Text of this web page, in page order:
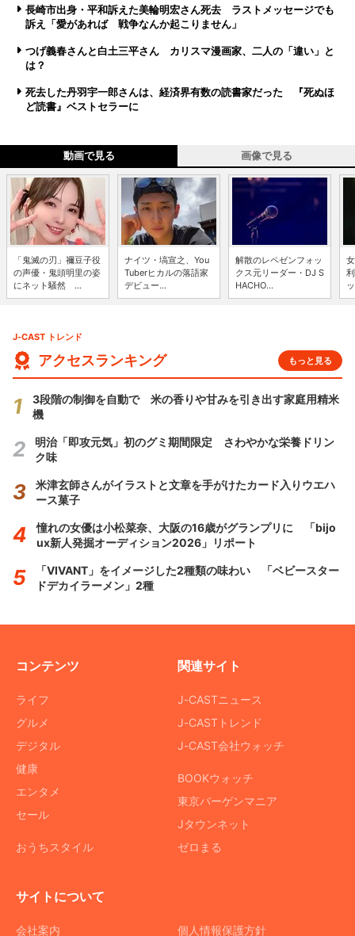
長崎市出身・平和訴えた美輪明宏さん死去 ラストメッセージでも
訴え「愛があれば 戦争なんか起こりません」
つげ義春さんと白土三平さん カリスマ漫画家、二人の「違い」と
は？
死去した丹羽宇一郎さんは、経済界有数の読書家だった 『死ぬほ
ど読書』ベストセラーに
動画で見る 画像で見る
「鬼滅の刃」禰豆子役
の声優・鬼頭明里の姿
にネット騒然 ...
ナイツ・塙宣之、You
Tuberヒカルの落語家
デビュー...
解散のレペゼンフォッ
クス元リーダー・DJ S
HACHO...
J-CAST トレンド
アクセスランキング もっと見る
3段階の制御を自動で 米の香りや甘みを引き出す家庭用精米
機
明治「即攻元気」初のグミ期間限定 さわやかな栄養ドリン
ク味
米津玄師さんがイラストと文章を手がけたカード入りウエハ
ース菓子
憧れの女優は小松菜奈、大阪の16歳がグランプリに 「bijo
ux新人発掘オーディション2026」リポート
「VIVANT」をイメージした2種類の味わい 「ベビースター
ドデカイラーメン」2種
コンテンツ
ライフ
グルメ
デジタル
健康
エンタメ
セール
おうちスタイル
関連サイト
J-CASTニュース
J-CASTトレンド
J-CAST会社ウォッチ
BOOKウォッチ
東京バーゲンマニア
Jタウンネット
ゼロまる
サイトについて
会社案内 個人情報保護方針